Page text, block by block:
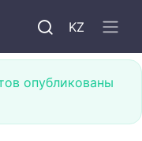
KZ
опубликованы